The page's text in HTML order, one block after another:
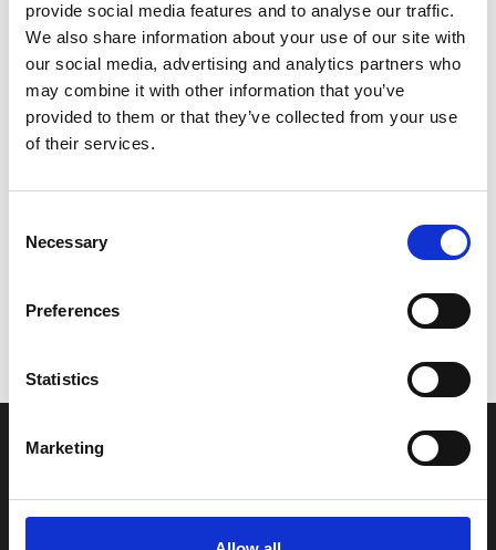
provide social media features and to analyse our traffic.
We also share information about your use of our site with
our social media, advertising and analytics partners who
may combine it with other information that you’ve
provided to them or that they’ve collected from your use
of their services.
Selection
Necessary
Preferences
Statistics
Marketing
Leveringstid er 5-6 dag(e)
Model/varenr.: F0DU153J1000
2.319,50 DKK
Vi oplever i øjeblikket store og hyppige prisændringer i markedet.
leveres, eller hvor prisen afviger fra det viste. Vi kontakter dig
naturligvis, hvis dette er tilfældet.
INFORMATIONER